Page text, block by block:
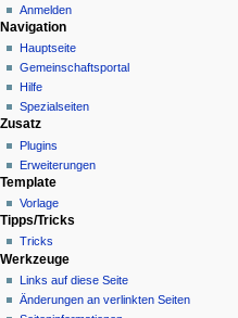
t
o
n
s
e
n
ü
Anmelden
Navigation
Hauptseite
Gemeinschafts­portal
Hilfe
Spezialseiten
Zusatz
Plugins
Erweiterungen
Template
Vorlage
Tipps/Tricks
Tricks
Werkzeuge
Links auf diese Seite
Änderungen an verlinkten Seiten